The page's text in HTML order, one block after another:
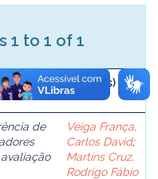
1 to 1 of 1
Author(s)
de
Veiga França,
Carlos David;
Martins Cruz,
Rodrigo Fábio